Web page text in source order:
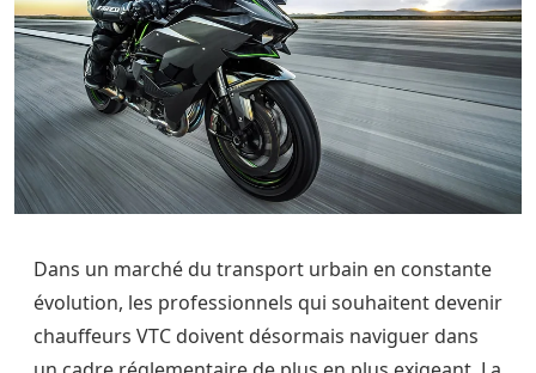
Dans un marché du transport urbain en constante
évolution, les professionnels qui souhaitent devenir
chauffeurs VTC doivent désormais naviguer dans